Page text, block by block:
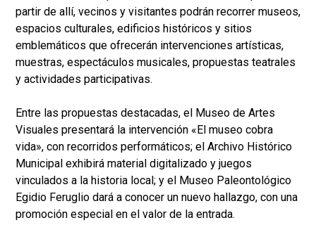
partir de allí, vecinos y visitantes podrán recorrer museos,
espacios culturales, edificios históricos y sitios
emblemáticos que ofrecerán intervenciones artísticas,
muestras, espectáculos musicales, propuestas teatrales
y actividades participativas.
Entre las propuestas destacadas, el Museo de Artes
Visuales presentará la intervención «El museo cobra
vida», con recorridos performáticos; el Archivo Histórico
Municipal exhibirá material digitalizado y juegos
vinculados a la historia local; y el Museo Paleontológico
Egidio Feruglio dará a conocer un nuevo hallazgo, con una
promoción especial en el valor de la entrada.